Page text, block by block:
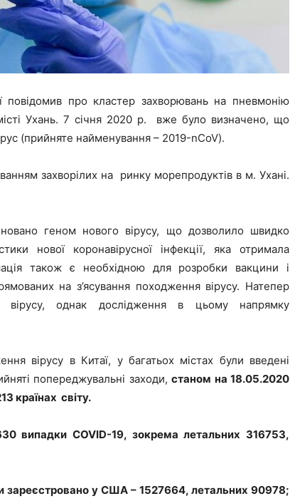
про кластер захворювань на пневмонію
місті Ухань. 7 січня 2020 р. вже було визначено, що
(прийняте найменування – 2019-nCoV).
захворілих на ринку морепродуктів в м. Ухані.
геном нового вірусу, що дозволило швидко
нової коронавірусної інфекції, яка отримала
також є необхідною для розробки вакцини і
на з’ясування походження вірусу. Натепер
вірусу, однак дослідження в цьому напрямку
вірусу в Китаї, у багатьох містах були введені
попереджувальні заходи,станом на 18.05.2020
країнах світу.
випадки COVID-19, зокрема летальних 316753,
зареєстровано у США – 1527664, летальних 90978;